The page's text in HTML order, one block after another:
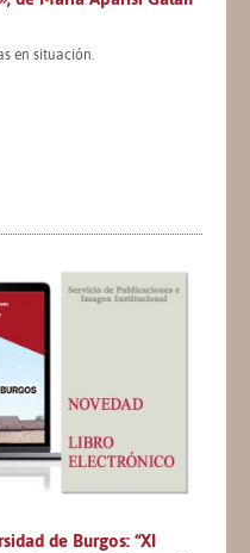
en situación.
de Burgos: “XI